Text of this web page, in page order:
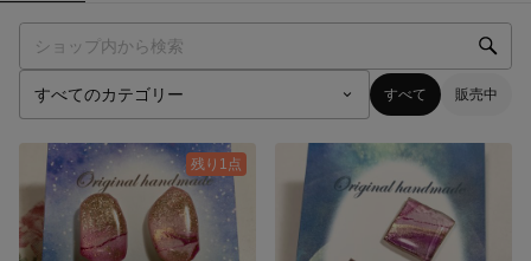
すべて 販売中
残り1点